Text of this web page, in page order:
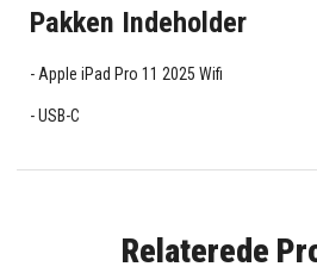
Pakken Indeholder
Apple iPad Pro 11 2025 Wifi
USB-C
Relaterede